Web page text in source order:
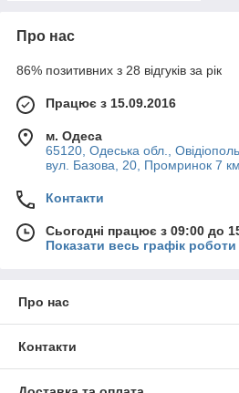
Про нас
86% позитивних з 28 відгуків за рік
Працює з 15.09.2016
м. Одеса
65120, Одеська обл.,
вул. Базова, 20, Промринок 7
Контакти
Сьогодні працює з 09:00 до
Показати весь графік роботи
Про нас
Контакти